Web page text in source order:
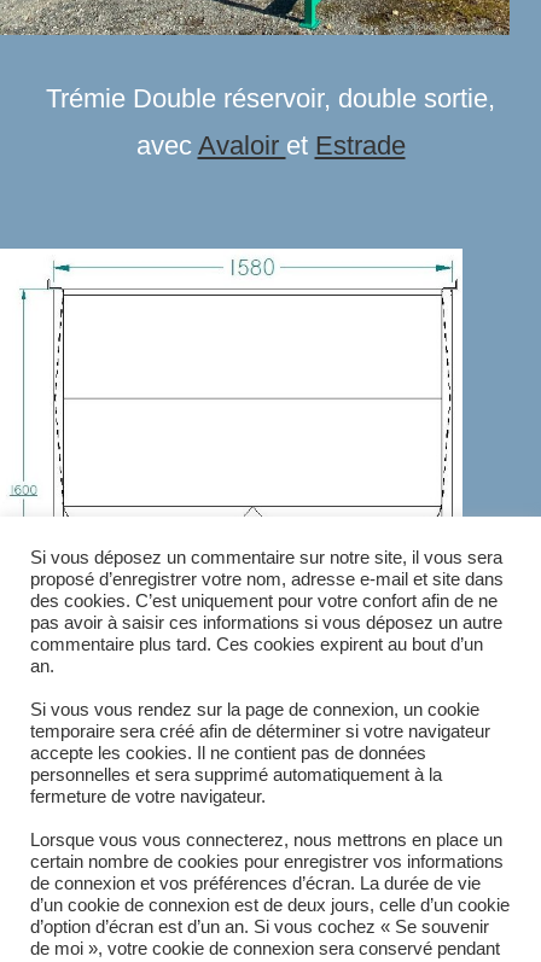
Trémie Double réservoir, double sortie,
avec Avaloir et Estrade
ÉTIQUETTES :CEREALIERS, ELEVEURS
Si vous déposez un commentaire sur notre site, il vous sera
proposé d’enregistrer votre nom, adresse e-mail et site dans
des cookies. C’est uniquement pour votre confort afin de ne
pas avoir à saisir ces informations si vous déposez un autre
commentaire plus tard. Ces cookies expirent au bout d’un
an.
Si vous vous rendez sur la page de connexion, un cookie
temporaire sera créé afin de déterminer si votre navigateur
accepte les cookies. Il ne contient pas de données
personnelles et sera supprimé automatiquement à la
fermeture de votre navigateur.
Lorsque vous vous connecterez, nous mettrons en place un
certain nombre de cookies pour enregistrer vos informations
de connexion et vos préférences d’écran. La durée de vie
d’un cookie de connexion est de deux jours, celle d’un cookie
d’option d’écran est d’un an. Si vous cochez « Se souvenir
de moi », votre cookie de connexion sera conservé pendant